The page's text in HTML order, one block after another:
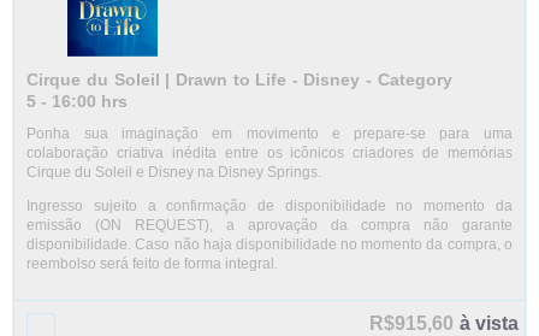
Cirque du Soleil | Drawn to Life - Disney - Category
5 - 16:00 hrs
Ponha sua imaginação em movimento e prepare-se para uma
colaboração criativa inédita entre os icônicos criadores de memórias
Cirque du Soleil e Disney na Disney Springs.
Ingresso sujeito a confirmação de disponibilidade no momento da
emissão (ON REQUEST), a aprovação da compra não garante
disponibilidade. Caso não haja disponibilidade no momento da compra, o
reembolso será feito de forma integral.
R$915,60 à vista